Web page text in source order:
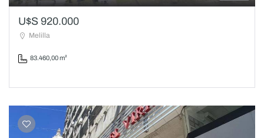
U$S 920.000
Melilla
83.460,00 m²